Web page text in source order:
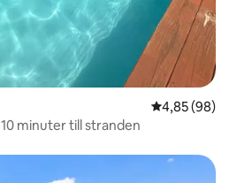
4,85 av 5 i
4,85 (98)
minuter till stranden